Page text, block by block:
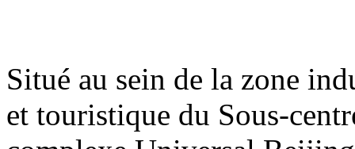
Situé au sein de la zone
et touristique du Sous-